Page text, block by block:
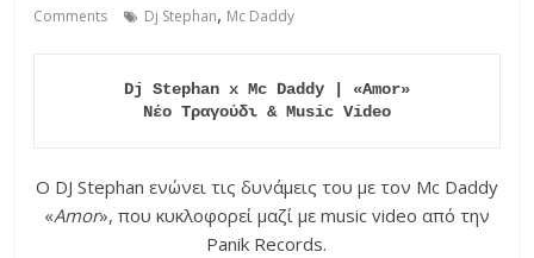
Comments
Dj Stephan, Mc Daddy
Dj Stephan x Mc Daddy | «Amor»
Νέο Τραγούδι & Music Video
Ο DJ Stephan ενώνει τις δυνάμεις του με τον Mc Daddy
«Amor», που κυκλοφορεί μαζί με music video από την
Panik Records.